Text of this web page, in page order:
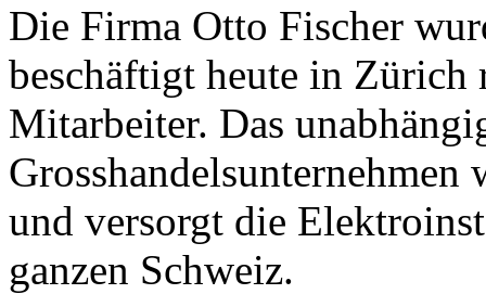
Die Firma Otto Fischer
beschäftigt heute in
Mitarbeiter. Das
und versorgt die
ganzen Schweiz.